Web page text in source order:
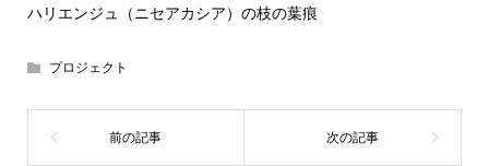
ハリエンジュ（ニセアカシア）の枝の葉痕
プロジェクト